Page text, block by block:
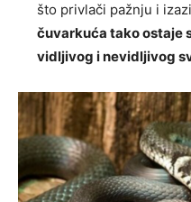
što privlači pažnju i
čuvarkuća tako ostaje
vidljivog i nevidljivog